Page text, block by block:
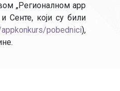
„Регионалном app
Сенте, који су били
pobednici),